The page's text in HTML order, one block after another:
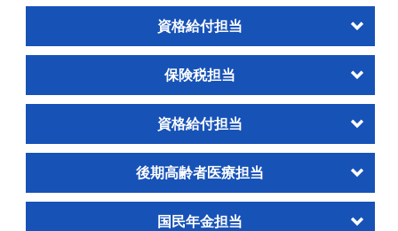
資格給付担当
保険税担当
資格給付担当
後期高齢者医療担当
国民年金担当